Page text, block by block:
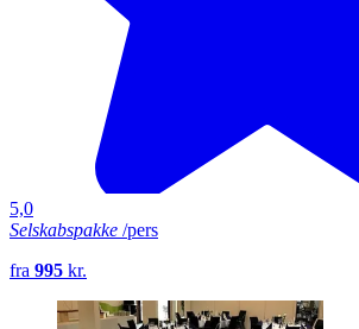
5,0
Selskabspakke /pers
fra 995 kr.